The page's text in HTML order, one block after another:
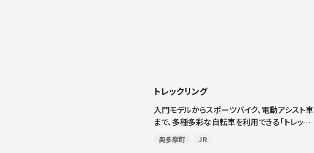
トレックリング
入門モデルからスポーツバイク、電動アシスト車
まで、多種多彩な自転車を利用できる「トレック
リング」。奥多摩～青梅間のパワースポットと名
刹をのんびりと巡る約20キロのダウンヒルに、
奥多摩町 JR